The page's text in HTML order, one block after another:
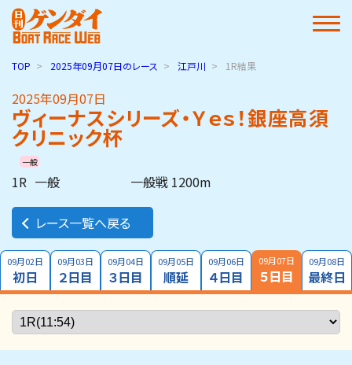
TOP 2025年09月07日のレース 江戸川 1R結果
2025年09月07日
ヴィーナスシリーズ・Ｙｅｓ！銀座高須
クリニック杯
一般
1R 一般 一般戦 1200m
レース一覧へ戻る
09月02日
初日
09月03日
２日目
09月04日
３日目
09月05日
順延
09月06日
４日目
09月07日
５日目
09月08日
最終日